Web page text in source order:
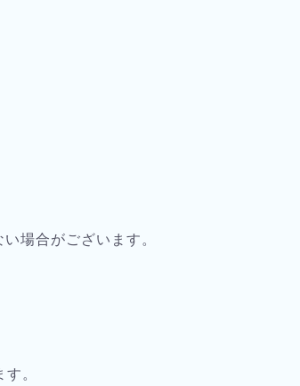
場合がございます。
。